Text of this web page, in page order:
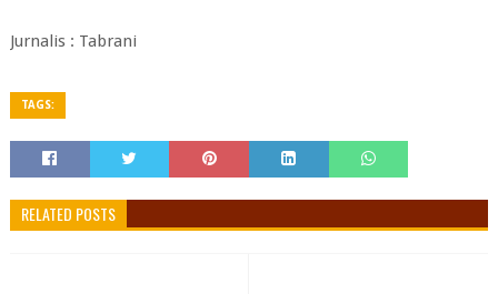
Jurnalis : Tabrani
TAGS:
RELATED POSTS